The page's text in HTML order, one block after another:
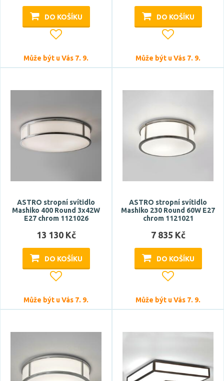
kov
bluetooth
dálkové ovládání
digitální
Zobrazit více
hotel, restaurace
industriální
klasický
moderní
hranatý
neobvyklý
oblouk
DO KOŠÍKU
Může být u Vás 7. 9.
DO KOŠÍKU
Může být u Vás 7. 9.
ASTRO stropní svítidlo
Mashiko 400 Round 3x42W
E27 chrom 1121026
13 130 Kč
DO KOŠÍKU
Může být u Vás 7. 9.
ASTRO stropní svítidlo
Mashiko 230 Round 60W E27
chrom 1121021
7 835 Kč
DO KOŠÍKU
Může být u Vás 7. 9.